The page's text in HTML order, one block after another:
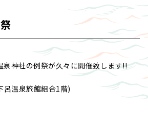
神社の例祭が久々に開催致します!!
呂温泉旅館組合1階)